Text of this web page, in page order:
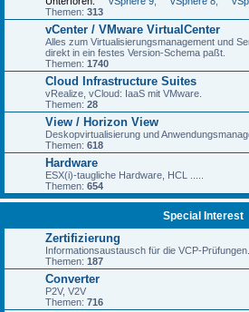
Themen: 313
vCenter / VMware VirtualCenter
Alles zum Virtualisierungsmanagement und
direkt in ein festes Version-Schema paßt.
Themen: 1740
Cloud Infrastructure Suites
vRealize, vCloud: IaaS mit VMware.
Themen: 28
View / Horizon View
Deskopvirtualisierung und
Themen: 618
Hardware
ESX(i)-taugliche Hardware, HCL .....
Themen: 654
Special Interest
Zertifizierung
Informationsaustausch für die VCP-Prüfungen.
Themen: 187
Converter
P2V, V2V
Themen: 716